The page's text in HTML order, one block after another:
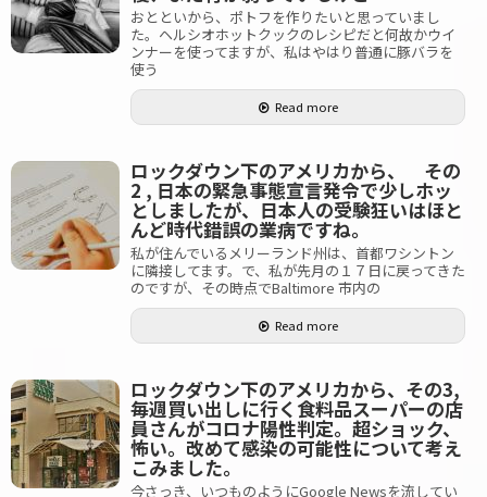
おとといから、ポトフを作りたいと思っていまし
た。ヘルシオホットクックのレシピだと何故かウイ
ンナーを使ってますが、私はやはり普通に豚バラを
使う
Read more
ロックダウン下のアメリカから、 その
2 , 日本の緊急事態宣言発令で少しホッ
としましたが、日本人の受験狂いはほと
んど時代錯誤の業病ですね。
私が住んでいるメリーランド州は、首都ワシントン
に隣接してます。で、私が先月の１７日に戻ってきた
のですが、その時点でBaltimore 市内の
Read more
ロックダウン下のアメリカから、その3,
毎週買い出しに行く食料品スーパーの店
員さんがコロナ陽性判定。超ショック、
怖い。改めて感染の可能性について考え
こみました。
今さっき、いつものようにGoogle Newsを流してい